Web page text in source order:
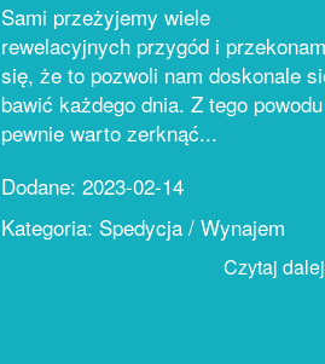
Sami przeżyjemy wiele
rewelacyjnych przygód i
się, że to pozwoli nam doskonale
bawić każdego dnia. Z tego powodu
pewnie warto zerknąć...
Dodane: 2023-02-14
Kategoria: Spedycja / Wynajem
Czytaj